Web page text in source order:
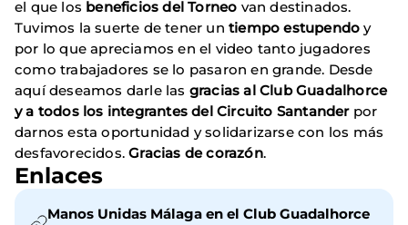
el que los beneficios del Torneo van destinados.
Tuvimos la suerte de tener un tiempo estupendo y
por lo que apreciamos en el video tanto jugadores
como trabajadores se lo pasaron en grande. Desde
aquí deseamos darle las gracias al Club Guadalhorce
y a todos los integrantes del Circuito Santanderpor
darnos esta oportunidad y solidarizarse con los más
desfavorecidos.Gracias de corazón.
Enlaces
Manos Unidas Málaga en el Club Guadalhorce